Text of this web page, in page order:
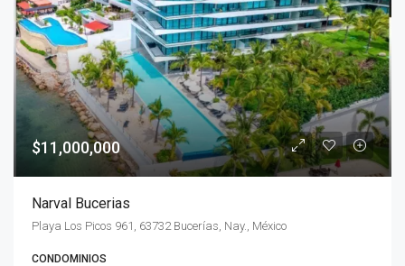
$11,000,000
Narval Bucerias
Playa Los Picos 961, 63732 Bucerías, Nay., México
CONDOMINIOS